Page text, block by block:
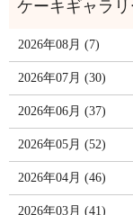
2026年08月 (7)
2026年07月 (30)
2026年06月 (37)
2026年05月 (52)
2026年04月 (46)
2026年03月 (41)